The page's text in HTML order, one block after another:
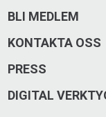
BLI MEDLEM
KONTAKTA OSS
PRESS
DIGITAL